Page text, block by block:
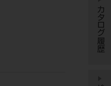
カタログ履歴